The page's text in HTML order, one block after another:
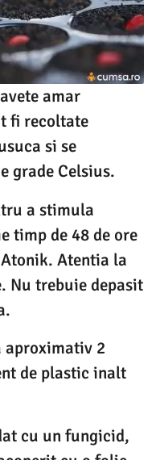
amar
fi recoltate
si se
grade Celsius.
a stimula
timp de 48 de ore
Atentia la
Nu trebuie depasit
aproximativ 2
de plastic inalt
cu un fungicid,